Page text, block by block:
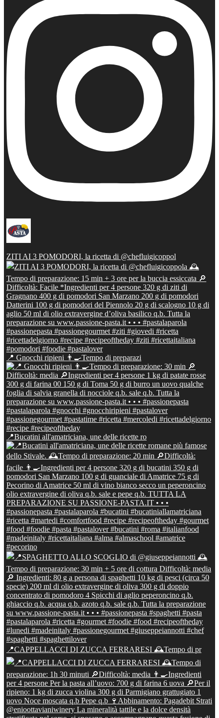
ZITI AI 3 POMODORI, la ricetta di @chefluigicoppol
📍 Gnocchi ripieni 👨‍🍳Tempo di preparazi
📍Bucatini all'amatriciana, une delle ricette ro
📍CAPPELLACCI DI ZUCCA FERRARESI 🕰Tempo di pr